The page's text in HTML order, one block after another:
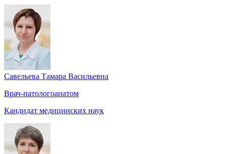
Савельева Тамара Васильевна
Врач-патологоанатом
Кандидат медицинских наук